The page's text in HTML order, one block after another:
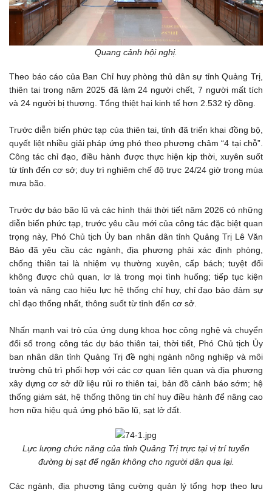
Quang cảnh hội nghị.
Theo báo cáo của Ban Chỉ huy phòng thủ dân sự tỉnh Quảng Trị,
thiên tai trong năm 2025 đã làm 24 người chết, 7 người mất tích
và 24 người bị thương. Tổng thiệt hại kinh tế hơn 2.532 tỷ đồng.
Trước diễn biến phức tạp của thiên tai, tỉnh đã triển khai đồng bộ,
quyết liệt nhiều giải pháp ứng phó theo phương châm “4 tại chỗ”.
Công tác chỉ đạo, điều hành được thực hiện kịp thời, xuyên suốt
từ tỉnh đến cơ sở; duy trì nghiêm chế độ trực 24/24 giờ trong mùa
mưa bão.
Trước dự báo bão lũ và các hình thái thời tiết năm 2026 có những
diễn biến phức tạp, trước yêu cầu mới của công tác đặc biệt quan
trọng này, Phó Chủ tịch Ủy ban nhân dân tỉnh Quảng Trị Lê Văn
Bảo đã yêu cầu các ngành, địa phương phải xác định phòng,
chống thiên tai là nhiệm vụ thường xuyên, cấp bách; tuyệt đối
không được chủ quan, lơ là trong mọi tình huống; tiếp tục kiện
toàn và nâng cao hiệu lực hệ thống chỉ huy, chỉ đạo bảo đảm sự
chỉ đạo thống nhất, thông suốt từ tỉnh đến cơ sở.
Nhấn mạnh vai trò của ứng dụng khoa học công nghệ và chuyển
đổi số trong công tác dự báo thiên tai, thời tiết, Phó Chủ tịch Ủy
ban nhân dân tỉnh Quảng Trị đề nghị ngành nông nghiệp và môi
trường chủ trì phối hợp với các cơ quan liên quan và địa phương
xây dựng cơ sở dữ liệu rủi ro thiên tai, bản đồ cảnh báo sớm; hệ
thống giám sát, hệ thống thông tin chỉ huy điều hành để nâng cao
hơn nữa hiệu quả ứng phó bão lũ, sạt lở đất.
Lực lượng chức năng của tỉnh Quảng Trị trực tại vị trí tuyến
đường bị sạt để ngăn không cho người dân qua lại.
Các ngành, địa phương tăng cường quản lý tổng hợp theo lưu